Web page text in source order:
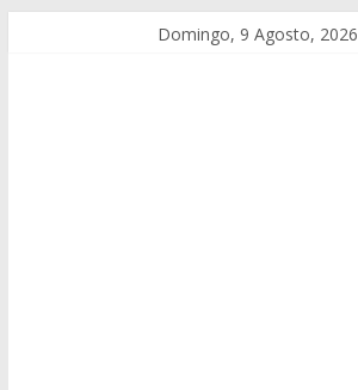
Domingo, 9 Agosto, 2026